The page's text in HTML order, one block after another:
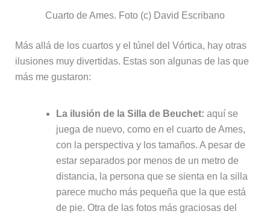
Cuarto de Ames. Foto (c) David Escribano
Más allá de los cuartos y el túnel del Vórtica, hay otras
ilusiones muy divertidas. Estas son algunas de las que
más me gustaron:
La ilusión de la Silla de Beuchet: aquí se
juega de nuevo, como en el cuarto de Ames,
con la perspectiva y los tamaños. A pesar de
estar separados por menos de un metro de
distancia, la persona que se sienta en la silla
parece mucho más pequeña que la que está
de pie. Otra de las fotos más graciosas del